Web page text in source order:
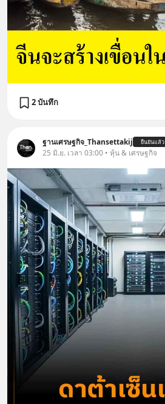
2 บันทึก
ฐานเศรษฐกิจ_Thansettakij ยืนยันแล้ว
25 มิ.ย. เวลา 03:00 • หุ้น & เศรษฐกิจ